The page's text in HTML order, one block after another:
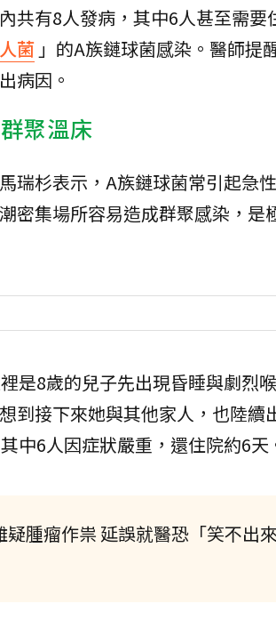
共有8人發病，其中6人甚至需要
菌 」的A族鏈球菌感染。醫師提
病因。
聚溫床
瑞杉表示，A族鏈球菌常引起急
密集場所容易造成群聚感染，是
是8歲的兒子先出現昏睡與劇烈
到接下來她與其他家人，也陸續
中6人因症狀嚴重，還住院約6天
腫瘤作祟 延誤就醫恐「笑不出來